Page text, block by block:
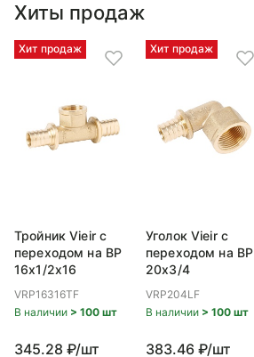
Хиты продаж
Хит продаж
Тройник Vieir с
переходом на ВР
16x1/2x16
VRP16316TF
В наличии > 100 шт
345.28 ₽/шт
Хит продаж
Уголок Vieir с
переходом на ВР
20x3/4
VRP204LF
В наличии > 100 шт
383.46 ₽/шт